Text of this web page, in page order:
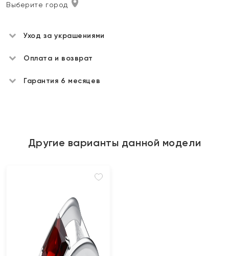
Выберите город
Уход за украшениями
Оплата и возврат
Гарантия 6 месяцев
Другие варианты данной модели